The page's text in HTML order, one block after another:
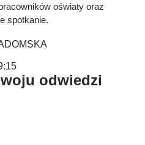
oświaty oraz
spotkanie.
odwiedzi